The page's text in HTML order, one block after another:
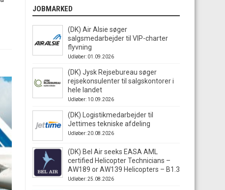
JOBMARKED
(DK) Air Alsie søger
salgsmedarbejder til VIP-charter
flyvning
Udløber: 01.09.2026
(DK) Jysk Rejsebureau søger
rejsekonsulenter til salgskontorer i
hele landet
Udløber: 10.09.2026
(DK) Logistikmedarbejder til
Jettimes tekniske afdeling
Udløber: 20.08.2026
(DK) Bel Air seeks EASA AML
certified Helicopter Technicians –
AW189 or AW139 Helicopters – B1.3
Udløber: 25.08.2026